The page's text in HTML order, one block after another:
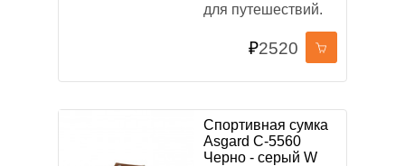
для путешествий.
₽2520
Спортивная сумка
Asgard С-5560
Черно - серый W